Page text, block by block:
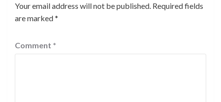
Your email address will not be published. Required fields
are marked*
Comment *